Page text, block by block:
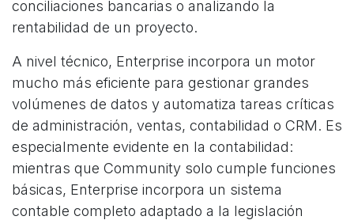
conciliaciones bancarias o analizando la
rentabilidad de un proyecto.
A nivel técnico, Enterprise incorpora un motor
mucho más eficiente para gestionar grandes
volúmenes de datos y automatiza tareas críticas
de administración, ventas, contabilidad o CRM. Es
especialmente evidente en la contabilidad:
mientras que Community solo cumple funciones
básicas, Enterprise incorpora un sistema
contable completo adaptado a la legislación